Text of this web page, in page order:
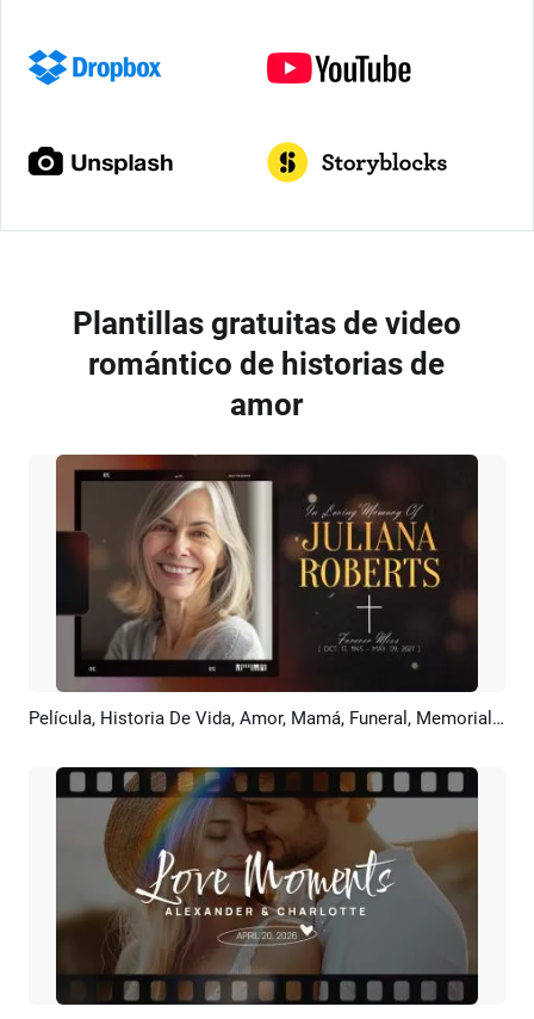
Plantillas gratuitas de video
romántico de historias de
amor
Previsualizar Crear IA Película, Historia De Vida, Amor, Mamá, Funeral, Memorial, Obituario, Collage De Fotos Y Presentación De Diapositivas